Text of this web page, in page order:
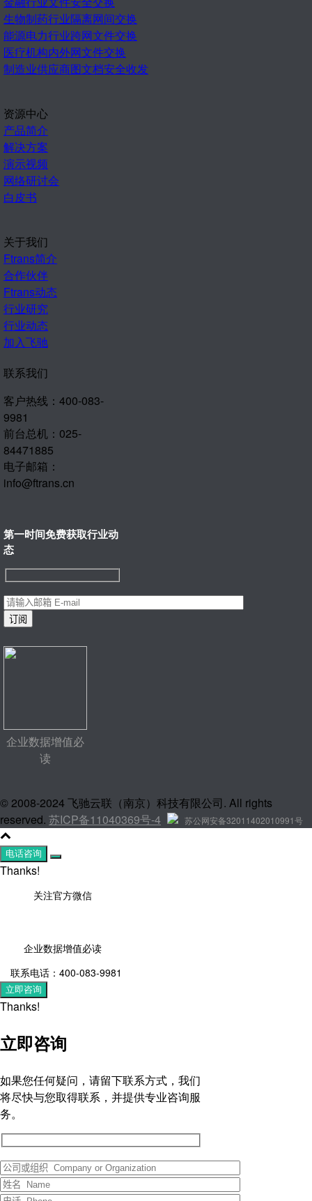
生物制药行业隔离网间交换
能源电力行业跨网文件交换
医疗机构内外网文件交换
制造业供应商图文档安全收发
资源中心
产品简介
解决方案
演示视频
网络研讨会
白皮书
关于我们
Ftrans简介
合作伙伴
Ftrans动态
行业研究
行业动态
加入飞驰
联系我们
客户热线：400-083-
9981
前台总机：025-
84471885
电子邮箱：
info@ftrans.cn
第一时间免费获取行业动
态
企业数据增值必
读
© 2008-2024 飞驰云联（南京）科技有限公司. All rights
reserved. 苏ICP备11040369号-4 苏公网安备32011402010991号
电话咨询
Thanks!
关注官方微信
企业数据增值必读
联系电话：400-083-9981
立即咨询
Thanks!
立即咨询
如果您任何疑问，请留下联系方式，我们
将尽快与您取得联系，并提供专业咨询服
务。